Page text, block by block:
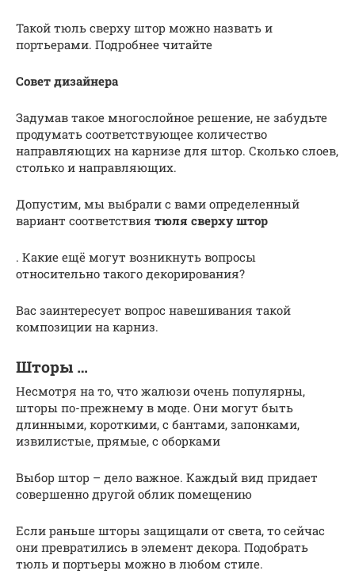
Такой тюль сверху штор можно назвать и
портьерами. Подробнее читайте
Совет дизайнера
Задумав такое многослойное решение, не забудьте
продумать соответствующее количество
направляющих на карнизе для штор. Сколько слоев,
столько и направляющих.
Допустим, мы выбрали с вами определенный
вариант соответствия тюля сверху штор
. Какие ещё могут возникнуть вопросы
относительно такого декорирования?
Вас заинтересует вопрос навешивания такой
композиции на карниз.
Шторы …
Несмотря на то, что жалюзи очень популярны,
шторы по-прежнему в моде. Они могут быть
длинными, короткими, с бантами, запонками,
извилистые, прямые, с оборками
Выбор штор – дело важное. Каждый вид придает
совершенно другой облик помещению
Если раньше шторы защищали от света, то сейчас
они превратились в элемент декора. Подобрать
тюль и портьеры можно в любом стиле.